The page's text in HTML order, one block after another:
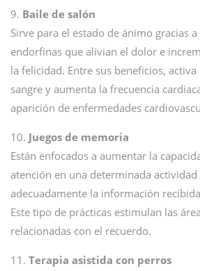
9. Baile de salón
Sirve para el estado de ánimo gracias a
endorfinas que alivian el dolor e
la felicidad. Entre sus beneficios,
sangre y aumenta la frecuencia
aparición de enfermedades
10. Juegos de memoria
Están enfocados a aumentar la
atención en una determinada
adecuadamente la información
Este tipo de prácticas estimulan las
relacionadas con el recuerdo.
11. Terapia asistida con perros